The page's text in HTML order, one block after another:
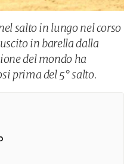
salto in lungo nel corso
in barella dalla
del mondo ha
prima del 5° salto.